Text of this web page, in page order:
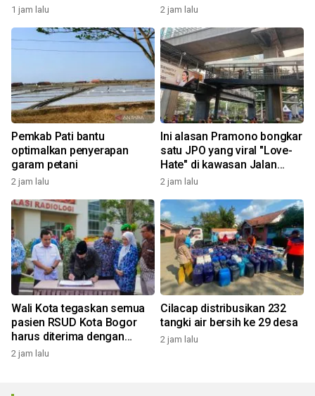
1 jam lalu 2 jam lalu
Pemkab Pati bantu
optimalkan penyerapan
garam petani
2 jam lalu
Ini alasan Pramono bongkar
satu JPO yang viral "Love-
Hate" di kawasan Jalan
Rasuna Said
2 jam lalu
Wali Kota tegaskan semua
pasien RSUD Kota Bogor
harus diterima dengan
profesional
2 jam lalu
Cilacap distribusikan 232
tangki air bersih ke 29 desa
2 jam lalu